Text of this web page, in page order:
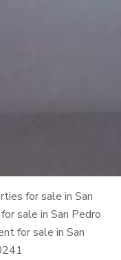
for sale in San
sale in San Pedro
for sale in San